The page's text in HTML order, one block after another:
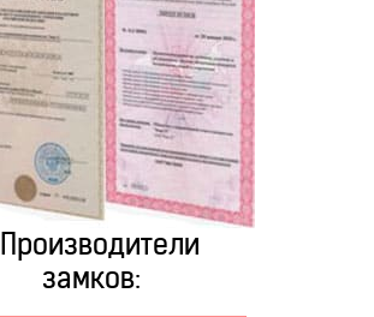
Производители
замков: